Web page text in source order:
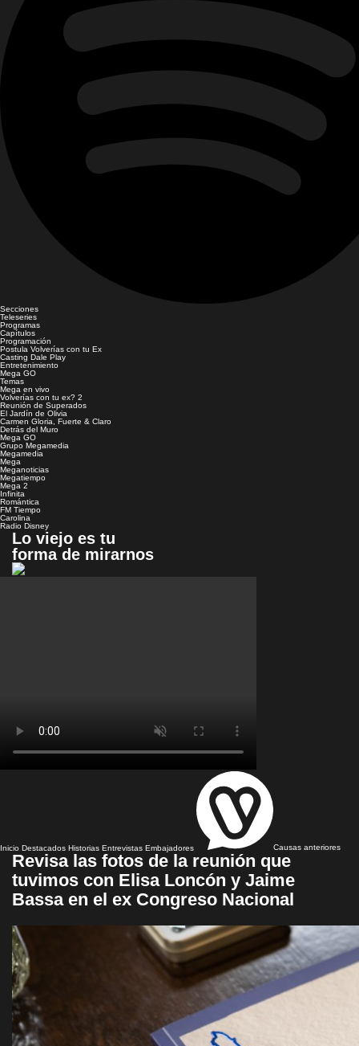
Secciones
Teleseries
Programas
Capítulos
Programación
Postula Volverías con tu Ex
Casting Dale Play
Entretenimiento
Mega GO
Temas
Mega en vivo
Volverías con tu ex? 2
Reunión de Superados
El Jardín de Olivia
Carmen Gloria, Fuerte & Claro
Detrás del Muro
Mega GO
Grupo Megamedia
Megamedia
Mega
Meganoticias
Megatiempo
Mega 2
Infinita
Romántica
FM Tiempo
Carolina
Radio Disney
Lo viejo es tu
forma de mirarnos
Inicio Destacados Historias Entrevistas Embajadores Causas anteriores
Revisa las fotos de la reunión que
tuvimos con Elisa Loncón y Jaime
Bassa en el ex Congreso Nacional